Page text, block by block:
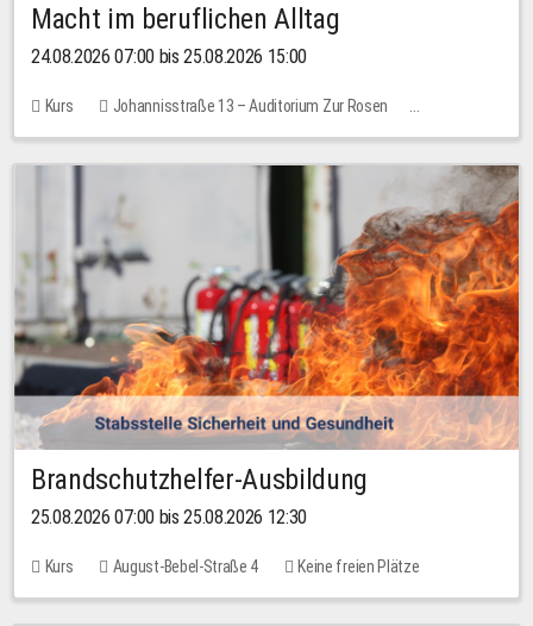
Macht im beruflichen Alltag
24.08.2026 07:00 bis 25.08.2026 15:00
Kurs
Johannisstraße 13 – Auditorium Zur Rosen
Keine freien Plätze
Brandschutzhelfer-Ausbildung
25.08.2026 07:00 bis 25.08.2026 12:30
Kurs August-Bebel-Straße 4 Keine freien Plätze